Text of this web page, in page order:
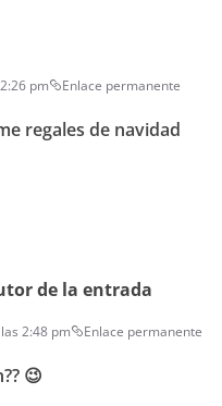
pm Enlace permanente
regales de navidad
de la entrada
2:48 pm Enlace permanente
😉